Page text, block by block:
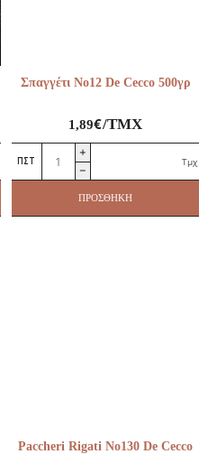
Σπαγγέτι No12 De Cecco 500γρ
1,89€/ΤΜΧ
Σπαγγέτι
Cecco
Τμχ
ΠΡΟΣΘΉΚΗ
Paccheri Rigati No130 De Cecco